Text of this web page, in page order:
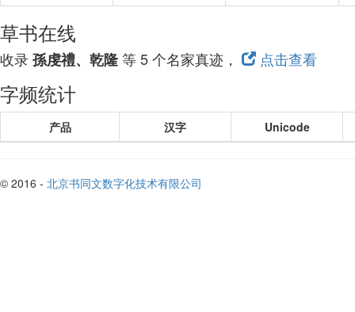
草书在线
收录孫虔禮、乾隆等 5 个名家真迹， 点击查看
字频统计
产品 汉字 Unicode
© 2016 - 北京书同文数字化技术有限公司